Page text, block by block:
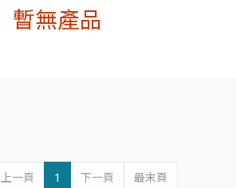
暫無產品
上一頁 1 下一頁 最末頁